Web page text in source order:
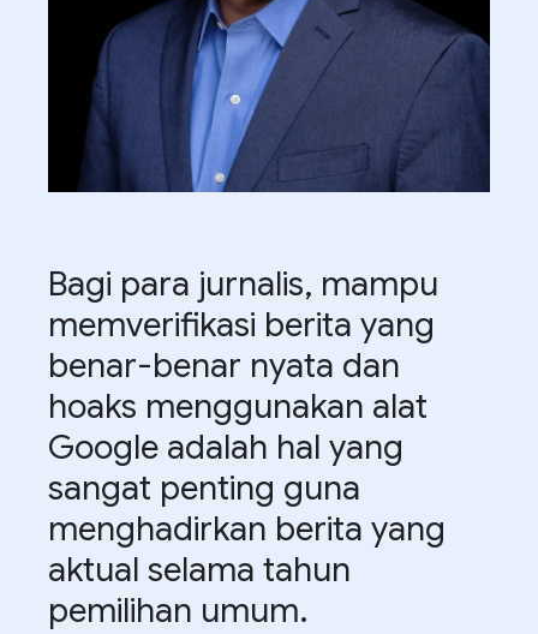
Bagi para jurnalis, mampu
memverifikasi berita yang
benar-benar nyata dan
hoaks menggunakan alat
Google adalah hal yang
sangat penting guna
menghadirkan berita yang
aktual selama tahun
pemilihan umum.